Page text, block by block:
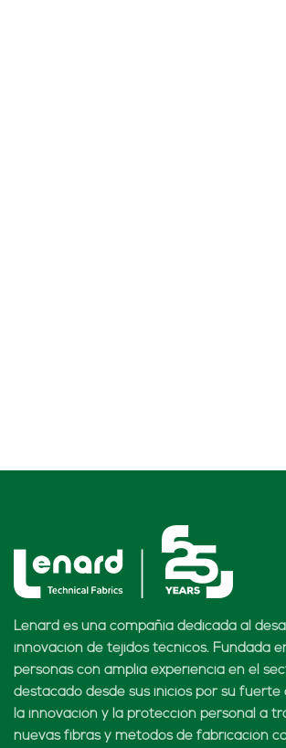
Lenard es una compañía dedicada al
innovación de tejidos técnicos. Fundada
personas con amplia experiencia en el
destacado desde sus inicios por su fuerte
la innovación y la protección personal a
nuevas fibras y métodos de fabricación